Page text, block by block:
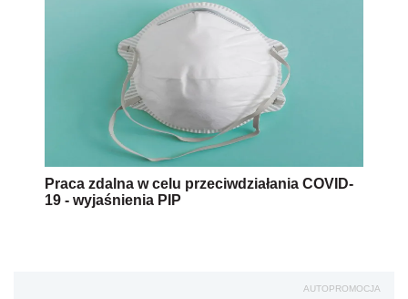
Praca zdalna w celu przeciwdziałania COVID-
19 - wyjaśnienia PIP
AUTOPROMOCJA